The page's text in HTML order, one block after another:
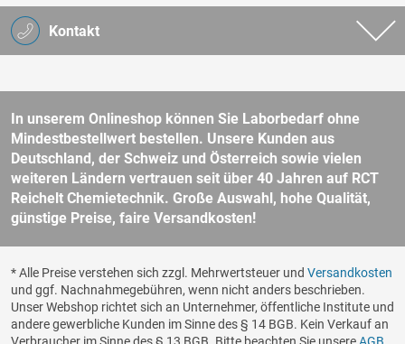
Kontakt
In unserem Onlineshop können Sie Laborbedarf ohne
Mindestbestellwert bestellen. Unsere Kunden aus
Deutschland, der Schweiz und Österreich sowie vielen
weiteren Ländern vertrauen seit über 40 Jahren auf RCT
Reichelt Chemietechnik. Große Auswahl, hohe Qualität,
günstige Preise, faire Versandkosten!
* Alle Preise verstehen sich zzgl. Mehrwertsteuer und Versandkosten
und ggf. Nachnahmegebühren, wenn nicht anders beschrieben.
Unser Webshop richtet sich an Unternehmer, öffentliche Institute und
andere gewerbliche Kunden im Sinne des § 14 BGB. Kein Verkauf an